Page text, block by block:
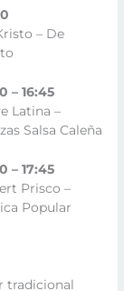
– De
– 16:45
Latina –
Salsa Caleña
– 17:45
Prisco –
Popular
tradicional